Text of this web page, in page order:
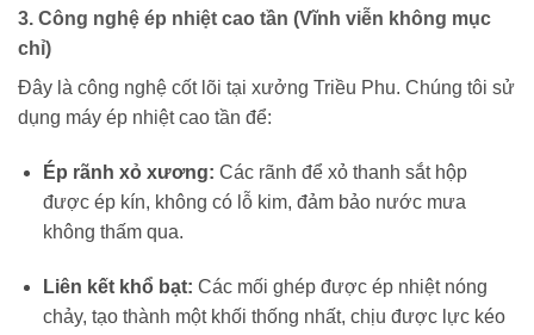
3. Công nghệ ép nhiệt cao tần (Vĩnh viễn không mục
chỉ)
Đây là công nghệ cốt lõi tại xưởng Triều Phu. Chúng tôi sử
dụng máy ép nhiệt cao tần để:
Ép rãnh xỏ xương: Các rãnh để xỏ thanh sắt hộp
được ép kín, không có lỗ kim, đảm bảo nước mưa
không thấm qua.
Liên kết khổ bạt: Các mối ghép được ép nhiệt nóng
chảy, tạo thành một khối thống nhất, chịu được lực kéo